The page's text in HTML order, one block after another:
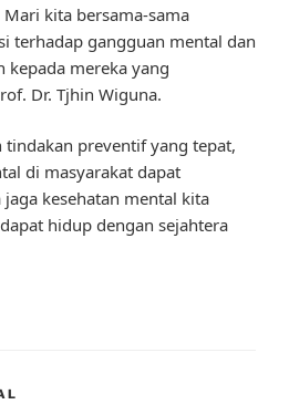
kita bersama-sama
terhadap gangguan mental dan
kepada mereka yang
Dr. Tjhin Wiguna.
tindakan preventif yang tepat,
di masyarakat dapat
kesehatan mental kita
hidup dengan sejahtera